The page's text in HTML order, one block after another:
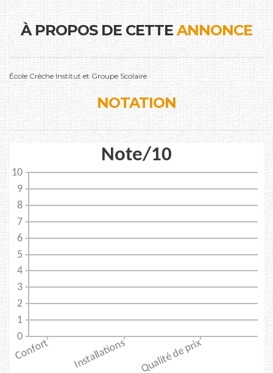
À PROPOS DE CETTEANNONCE
École Crèche Institut et Groupe Scolaire
NOTATION